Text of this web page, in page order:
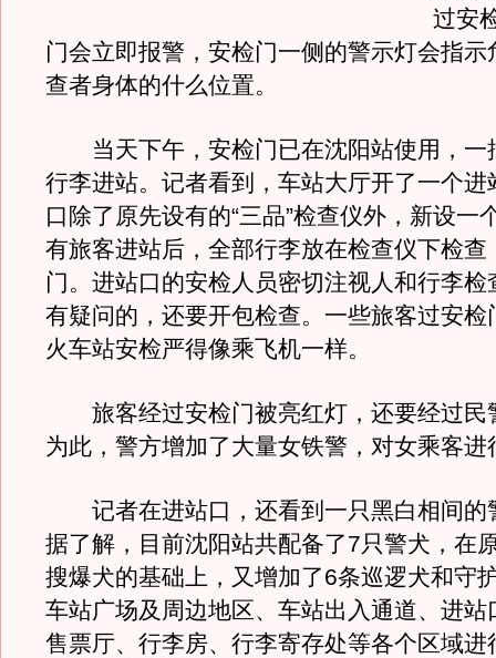
过安
门会立即报警，安检门一侧的警示灯会指示
查者身体的什么位置。
当天下午，安检门已在沈阳站使用，一
行李进站。记者看到，车站大厅开了一个进
口除了原先设有的“三品”检查仪外，新设一
有旅客进站后，全部行李放在检查仪下检查
门。进站口的安检人员密切注视人和行李检
有疑问的，还要开包检查。一些旅客过安检
火车站安检严得像乘飞机一样。
旅客经过安检门被亮红灯，还要经过民
为此，警方增加了大量女铁警，对女乘客进
记者在进站口，还看到一只黑白相间的
据了解，目前沈阳站共配备了7只警犬，在
搜爆犬的基础上，又增加了6条巡逻犬和守
车站广场及周边地区、车站出入通道、进站
售票厅、行李房、行李寄存处等各个区域进